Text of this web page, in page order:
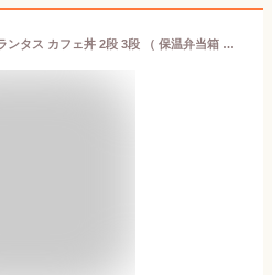
弁当箱 保温 500～800ml ランタス カフェ丼 2段 3段 （ 保温弁当箱 保冷 お弁当箱 丼 食洗機対応 レンジ対応 食洗機OK レンジOK ランチボックス 弁当 丼ぶり 丼弁当箱 真空断熱構造 ステンレス 保温ランチボックス ）